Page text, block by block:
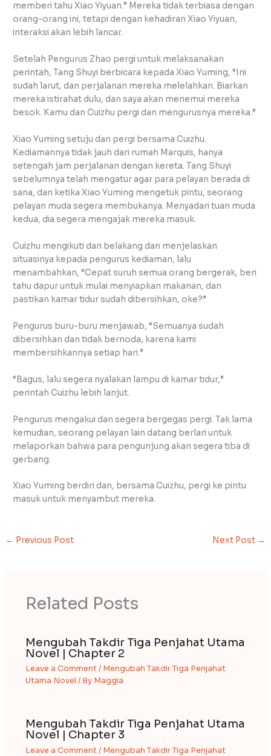
memberi tahu Xiao Yiyuan.” Mereka tidak terbiasa dengan
orang-orang ini, tetapi dengan kehadiran Xiao Yiyuan,
interaksi akan lebih lancar.
Setelah Pengurus Zhao pergi untuk melaksanakan
perintah, Tang Shuyi berbicara kepada Xiao Yuming, “Ini
sudah larut, dan perjalanan mereka melelahkan. Biarkan
mereka istirahat dulu, dan saya akan menemui mereka
besok. Kamu dan Cuizhu pergi dan mengurusnya mereka.”
Xiao Yuming setuju dan pergi bersama Cuizhu.
Kediamannya tidak jauh dari rumah Marquis, hanya
setengah jam perjalanan dengan kereta. Tang Shuyi
sebelumnya telah mengatur agar para pelayan berada di
sana, dan ketika Xiao Yuming mengetuk pintu, seorang
pelayan muda segera membukanya. Menyadari tuan muda
kedua, dia segera mengajak mereka masuk.
Cuizhu mengikuti dari belakang dan menjelaskan
situasinya kepada pengurus kediaman, lalu
menambahkan, “Cepat suruh semua orang bergerak, beri
tahu dapur untuk mulai menyiapkan makanan, dan
pastikan kamar tidur sudah dibersihkan, oke?”
Pengurus buru-buru menjawab, “Semuanya sudah
dibersihkan dan tidak bernoda, karena kami
membersihkannya setiap hari.”
“Bagus, lalu segera nyalakan lampu di kamar tidur,”
perintah Cuizhu lebih lanjut.
Pengurus mengakui dan segera bergegas pergi. Tak lama
kemudian, seorang pelayan lain datang berlari untuk
melaporkan bahwa para pengunjung akan segera tiba di
gerbang.
Xiao Yuming berdiri dan, bersama Cuizhu, pergi ke pintu
masuk untuk menyambut mereka.
← Previous Post Next Post →
Related Posts
Mengubah Takdir Tiga Penjahat Utama
Novel | Chapter 2
Leave a Comment / Mengubah Takdir Tiga Penjahat
Utama Novel / By Maggia
Mengubah Takdir Tiga Penjahat Utama
Novel | Chapter 3
Leave a Comment / Mengubah Takdir Tiga Penjahat